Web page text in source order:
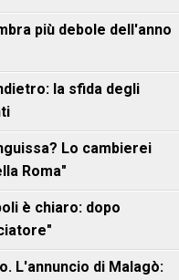
più debole dell'anno
la sfida degli
Lo cambierei
Roma"
è chiaro: dopo
L'annuncio di Malagò: